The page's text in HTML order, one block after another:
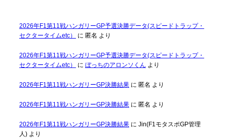
2026年F1第11戦ハンガリーGP予選決勝データ(スピードトラップ・
セクタータイムetc）
に 匿名 より
2026年F1第11戦ハンガリーGP予選決勝データ(スピードトラップ・
セクタータイムetc）
に ぼっちのアロンソくん より
2026年F1第11戦ハンガリーGP決勝結果に 匿名 より
2026年F1第11戦ハンガリーGP決勝結果に 匿名 より
2026年F1第11戦ハンガリーGP決勝結果に Jin(F1モタスポGP管理
人)より